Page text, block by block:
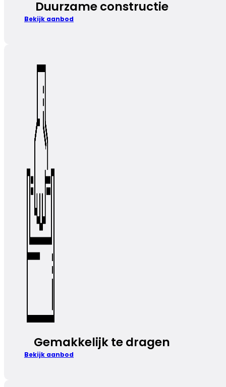
Duurzame constructie
Bekijk aanbod
Gemakkelijk te dragen
Bekijk aanbod